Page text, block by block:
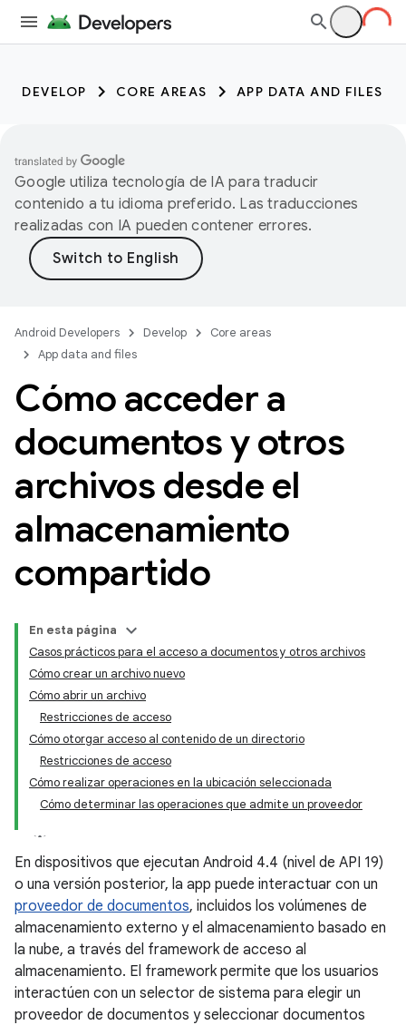
DEVELOP CORE AREAS APP DATA AND FILES
Google utiliza tecnología de IA para traducir
contenido a tu idioma preferido. Las traducciones
realizadas con IA pueden contener errores.
Android Developers Develop
Core areas
App data and files
Cómo acceder a
documentos y otros
archivos desde el
almacenamiento
compartido
En esta página
Casos prácticos para el acceso a documentos y otros archivos
Cómo crear un archivo nuevo
Cómo abrir un archivo
Restricciones de acceso
Cómo otorgar acceso al contenido de un directorio
Restricciones de acceso
Cómo realizar operaciones en la ubicación seleccionada
Cómo determinar las operaciones que admite un proveedor
En dispositivos que ejecutan Android 4.4 (nivel de API 19)
o una versión posterior, la app puede interactuar con un
proveedor de documentos, incluidos los volúmenes de
almacenamiento externo y el almacenamiento basado en
la nube, a través del framework de acceso al
almacenamiento. El framework permite que los usuarios
interactúen con un selector de sistema para elegir un
proveedor de documentos y seleccionar documentos